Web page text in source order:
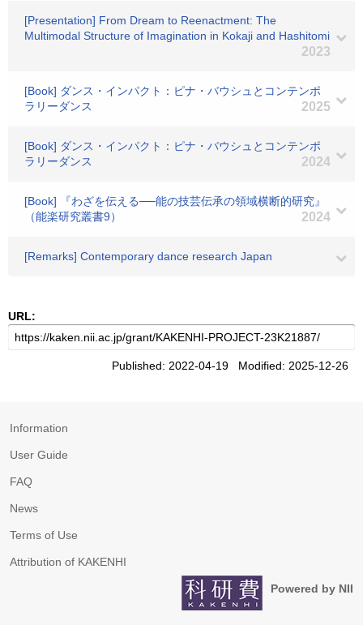
[Presentation] From Dream to Reenactment: The
Multimodal Structure of Imagination in Kokaji and Hashitomi
2023
[Book] ダンス・インパクト：ピナ・バウシュとコンテンポ
ラリーダンス
2025
[Book] ダンス・インパクト：ピナ・バウシュとコンテンポ
ラリーダンス
2024
[Book] 『わざを伝える──能の技芸伝承の領域横断的研究』
（能楽研究叢書9）
2024
[Remarks] Contemporary dance research Japan
URL:
Published: 2022-04-19 Modified: 2025-12-26
Information
User Guide
FAQ
News
Terms of Use
Attribution of KAKENHI
Powered by NII